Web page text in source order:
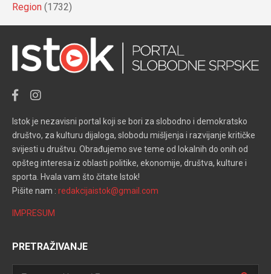
Region (1732)
Istok je nezavisni portal koji se bori za slobodno i demokratsko
društvo, za kulturu dijaloga, slobodu mišljenja i razvijanje kritičke
svijesti u društvu. Obrađujemo sve teme od lokalnih do onih od
opšteg interesa iz oblasti politike, ekonomije, društva, kulture i
sporta. Hvala vam što čitate Istok!
Pišite nam : redakcijaistok@gmail.com
IMPRESUM
PRETRAŽIVANJE